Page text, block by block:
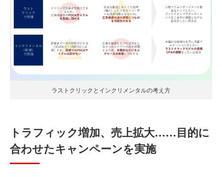
ラストクリックとインクリメンタルの考え方
トラフィック増加、売上拡大……目的に
合わせたキャンペーンを実施